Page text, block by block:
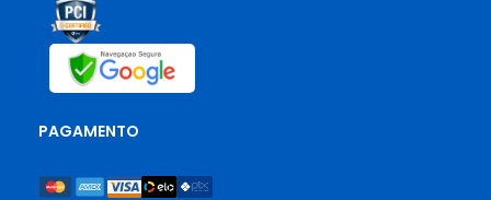
PAGAMENTO